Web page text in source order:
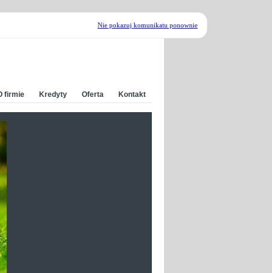
Nie pokazuj komunikatu ponownie
firmie Kredyty Oferta Kontakt